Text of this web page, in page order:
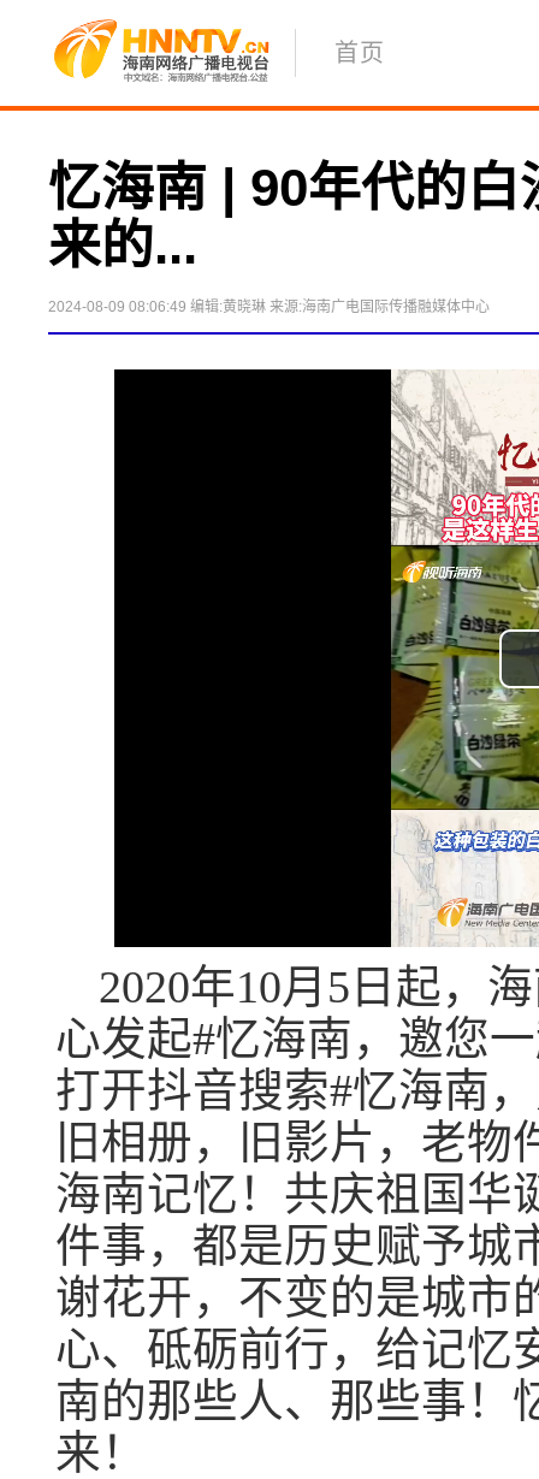
首页
忆海南 | 90年代的
来的...
2024-08-09 08:06:49 编辑:黄晓琳 来源:海南广电国际传播融媒体中心
2020年10月5日起，
心发起#忆海南，邀您
打开抖音搜索#忆海南
旧相册，旧影片，老
海南记忆！共庆祖国华
件事，都是历史赋予城
谢花开，不变的是城市
心、砥砺前行，给记忆
南的那些人、那些事！
来！